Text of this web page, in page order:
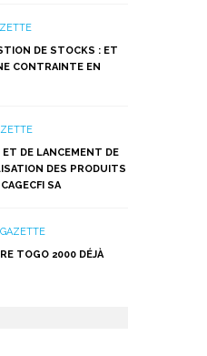
DE STOCKS : ET
CONTRAINTE EN
DE LANCEMENT DE
DES PRODUITS
SA
TOGO 2000 DÉJÀ